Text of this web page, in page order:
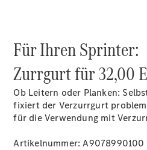
Übersicht
Transporter
Highlights
Leasing
Privatkunden
Leasing
Für Ihren Sprinter:
Zurrgurt für 32,00
Ob Leitern oder Planken:
fixiert der Verzurrgurt
für die Verwendung mit
Artikelnummer: A9078990100